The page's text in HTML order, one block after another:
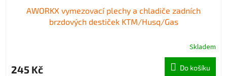
AWORKX vymezovací plechy a chladiče zadních
brzdových destiček KTM/Husq/Gas
Skladem
245 Kč Do košíku